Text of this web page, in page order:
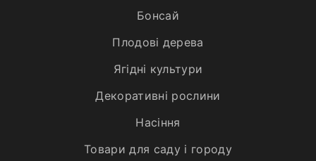
Бонсай
Плодові дерева
Ягідні культури
Декоративні рослини
Насіння
Товари для саду і городу